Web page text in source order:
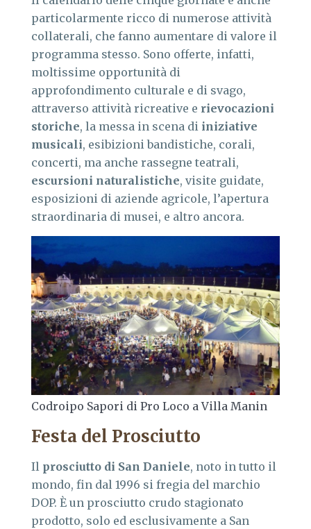
particolarmente ricco di numerose attività
collaterali, che fanno aumentare di valore il
programma stesso. Sono offerte, infatti,
moltissime opportunità di
approfondimento culturale e di svago,
attraverso attività ricreative e rievocazioni
storiche, la messa in scena di iniziative
musicali, esibizioni bandistiche, corali,
concerti, ma anche rassegne teatrali,
escursioni naturalistiche, visite guidate,
esposizioni di aziende agricole, l’apertura
straordinaria di musei, e altro ancora.
Codroipo Sapori di Pro Loco a Villa Manin
Festa del Prosciutto
Il prosciutto di San Daniele, noto in tutto il
mondo, fin dal 1996 si fregia del marchio
DOP. È un prosciutto crudo stagionato
prodotto, solo ed esclusivamente a San